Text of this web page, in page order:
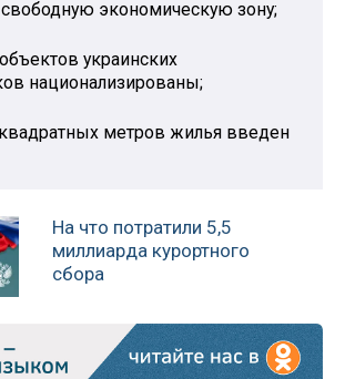
экономическую зону;
украинских
национализированы;
метров жилья введен
На что потратили 5,5
миллиарда курортного
сбора